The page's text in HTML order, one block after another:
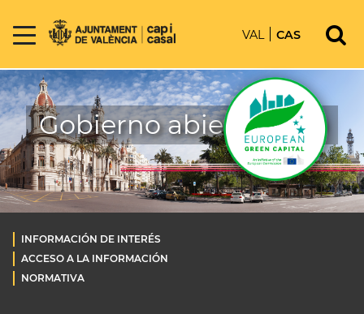
VAL CAS
Gobierno abierto OLD
INFORMACIÓN DE INTERÉS
ACCESO A LA INFORMACIÓN
NORMATIVA